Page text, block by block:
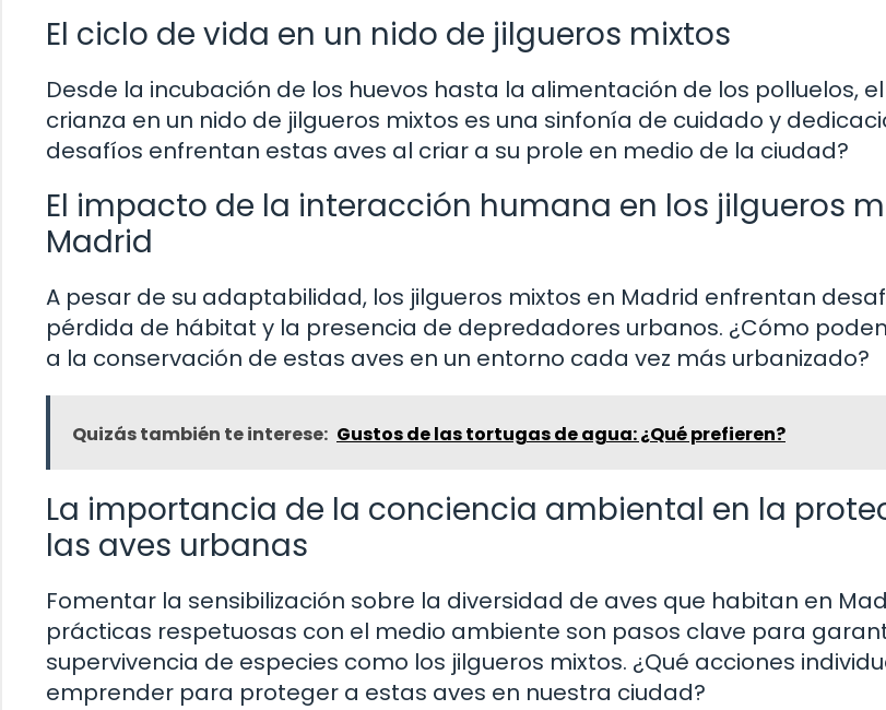
El ciclo de vida en un nido de jilgueros mixtos
Desde la incubación de los huevos hasta la alimentación de los polluelos,
crianza en un nido de jilgueros mixtos es una sinfonía de cuidado y
desafíos enfrentan estas aves al criar a su prole en medio de la ciudad?
El impacto de la interacción humana en los jilgueros
Madrid
A pesar de su adaptabilidad, los jilgueros mixtos en Madrid enfrentan
pérdida de hábitat y la presencia de depredadores urbanos. ¿Cómo
a la conservación de estas aves en un entorno cada vez más urbanizado?
Quizás también te interese: Gustos de las tortugas de agua: ¿Qué prefieren?
La importancia de la conciencia ambiental en la
las aves urbanas
Fomentar la sensibilización sobre la diversidad de aves que habitan en
prácticas respetuosas con el medio ambiente son pasos clave para
supervivencia de especies como los jilgueros mixtos. ¿Qué acciones
emprender para proteger a estas aves en nuestra ciudad?